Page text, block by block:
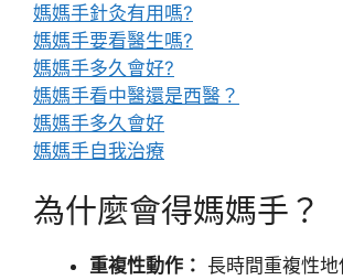
媽媽手針灸有用嗎?
媽媽手要看醫生嗎?
媽媽手多久會好?
媽媽手看中醫還是西醫？
媽媽手多久會好
媽媽手自我治療
為什麼會得媽媽手？
重複性動作： 長時間重複性地